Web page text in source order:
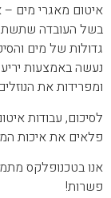
איטום מאגרי מים –
בשל העובדה
גדולות של מים
נעשה באמצעות
ומפרידות את
לסיכום, עבודות
פלאים את איכות
אנו בטכנופלקס
פשרות!